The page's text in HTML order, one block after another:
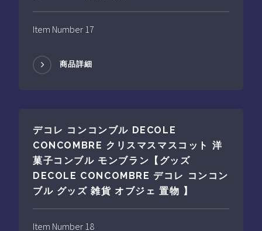
Item Number 17
商品詳細
デコレ コンコンブル DECOLE
CONCOMBRE クリスマスマスコット 洋
菓子コンブル モンブラン【グッズ
DECOLE CONCOMBRE デコレ コンコン
ブル グッズ 雑貨 オブジェ 置物 】
Item Number 18